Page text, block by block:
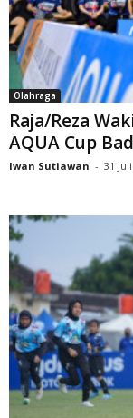
Olahraga
Raja/Reza
AQUA Cup
Iwan Sutiawan - 31